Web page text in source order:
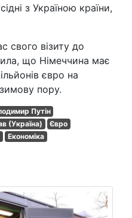
з Україною країни,
свого візиту до
що Німеччина має
євро на
пору.
Путін
(Україна)
Євро
Економіка